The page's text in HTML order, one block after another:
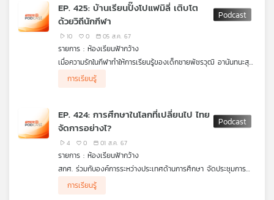
EP. 425: บ้านเรียนปั๊งโปแฟมิลี่ เติบโต
ด้วยวิถีนักกีฬา
10 0 05 ส.ค. 67
รายการ : ห้องเรียนฟ้ากว้าง
เมื่อความรักในกีฬาทำให้การเรียนรู้ของเด็กชายพัชรวุฒิ อานันทนะสุ
วงศ์ (น้องโปโล) เติบโตบนเส้นทางนักกีฬาเทนนิส ทั้งยังเรียนรู้เรื่อง
อื่น ๆ รอบด้าน ครอบครัวจึงสนับสนุนและสอดแทรกทุกองค์ความรู้
การเรียนรู้
EP. 424: การศึกษาในโลกที่เปลี่ยนไป ไทย
จัดการอย่างไ?
4 0 01 ส.ค. 67
รายการ : ห้องเรียนฟ้ากว้าง
สกศ. ร่วมกับองค์การระหว่างประเทศด้านการศึกษา จัดประชุมการ
ศึกษานานาชาติ เพื่อพัฒนาศักยภาพของการศึกษาไทย /
มหาวิทยาลัยเชียงใหม่ มีศูนย์จัดการขยะชีวมวล เพื่อผลิตไฟฟ้าใช้เอง
การเรียนรู้